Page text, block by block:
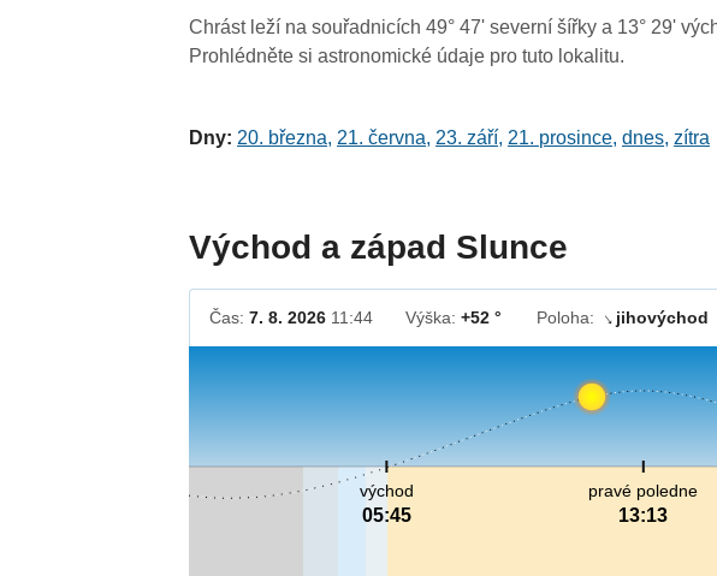
Chrást leží na souřadnicích 49° 47' severní šířky a 13° 29'
Prohlédněte si astronomické údaje pro tuto lokalitu.
Dny: 20. března, 21. června, 23. září, 21. prosince,dnes,zítra
Východ a západ Slunce
Čas:7. 8. 2026 11:44 Výška:+52 ° Poloha: ↓ jihovýchod
pravé poledne
13:13
východ
05:45